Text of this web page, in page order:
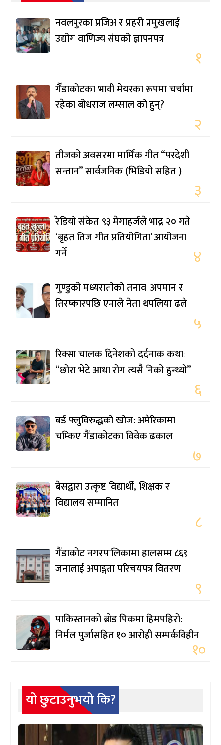
नवलपुरका प्रजिअ र प्रहरी प्रमुखलाई
उद्योग वाणिज्य संघको ज्ञापनपत्र
१
गैँडाकोटका भावी मेयरका रूपमा चर्चामा
रहेका बोधराज लम्साल को हुन्?
२
तीजको अवसरमा मार्मिक गीत “परदेशी
सन्तान” सार्वजनिक (भिडियो सहित )
३
रेडियो संकेत ९३ मेगाहर्जले भाद्र २० गते
‘बृहत तिज गीत प्रतियोगिता’ आयोजना
गर्ने
४
गुण्डुको मध्यरातीको तनाव: अपमान र
तिरष्कारपछि एमाले नेता थपलिया ढले
५
रिक्सा चालक दिनेशको दर्दनाक कथा:
“छोरा भेटे आधा रोग त्यसै निको हुन्थ्यो”
६
बर्ड फ्लुविरुद्धको खोज: अमेरिकामा
चम्किए गैंडाकोटका विवेक ढकाल
७
बेसद्वारा उत्कृष्ट विद्यार्थी, शिक्षक र
विद्यालय सम्मानित
८
गैंडाकोट नगरपालिकामा हालसम्म ८६९
जनालाई अपाङ्गता परिचयपत्र वितरण
९
पाकिस्तानको ब्रोड पिकमा हिमपहिरो:
निर्मल पुर्जासहित १० आरोही सम्पर्कविहीन
१०
यो छुटाउनुभयो कि?